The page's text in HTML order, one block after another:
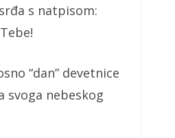
s natpisom:
“dan” devetnice
svoga nebeskog